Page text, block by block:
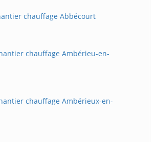
chauffage Abbécourt
chauffage Ambérieu-en-
chauffage Ambérieux-en-